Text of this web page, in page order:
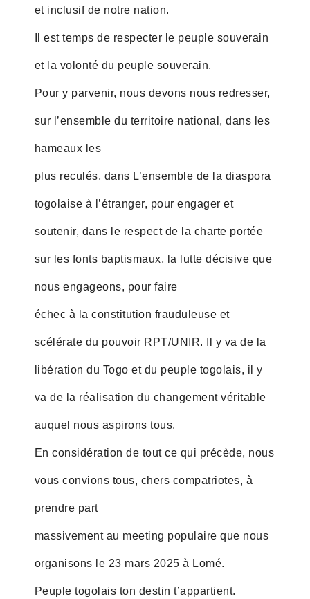
et inclusif de notre nation.
Il est temps de respecter le peuple souverain
et la volonté du peuple souverain.
Pour y parvenir, nous devons nous redresser,
sur l’ensemble du territoire national, dans les
hameaux les
plus reculés, dans L’ensemble de la diaspora
togolaise à l’étranger, pour engager et
soutenir, dans le respect de la charte portée
sur les fonts baptismaux, la lutte décisive que
nous engageons, pour faire
échec à la constitution frauduleuse et
scélérate du pouvoir RPT/UNIR. Il y va de la
libération du Togo et du peuple togolais, il y
va de la réalisation du changement véritable
auquel nous aspirons tous.
En considération de tout ce qui précède, nous
vous convions tous, chers compatriotes, à
prendre part
massivement au meeting populaire que nous
organisons le 23 mars 2025 à Lomé.
Peuple togolais ton destin t’appartient.